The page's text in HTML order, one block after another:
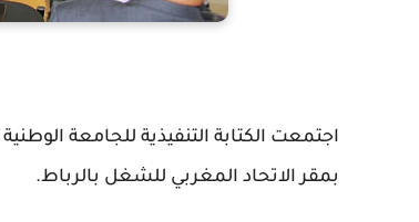
بمقر الاتحاد المغربي للشغل بالرباط.